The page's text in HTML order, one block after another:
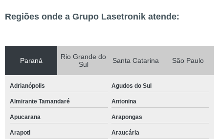
Regiões onde a Grupo Lasetronik atende:
Paraná
Rio Grande do
Sul
Santa Catarina São Paulo
Adrianópolis Agudos do Sul
Almirante Tamandaré Antonina
Apucarana Arapongas
Arapoti Araucária